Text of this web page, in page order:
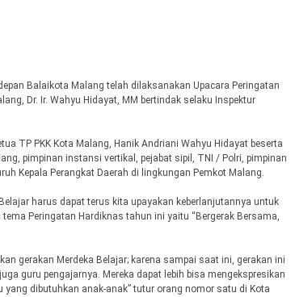
Balaikota Malang telah dilaksanakan Upacara Peringatan
Dr. Ir. Wahyu Hidayat, MM bertindak selaku Inspektur
TP PKK Kota Malang, Hanik Andriani Wahyu Hidayat beserta
pimpinan instansi vertikal, pejabat sipil, TNI / Polri, pimpinan
Kepala Perangkat Daerah di lingkungan Pemkot Malang.
harus dapat terus kita upayakan keberlanjutannya untuk
Peringatan Hardiknas tahun ini yaitu “Bergerak Bersama,
gerakan Merdeka Belajar; karena sampai saat ini, gerakan ini
guru pengajarnya. Mereka dapat lebih bisa mengekspresikan
yang dibutuhkan anak-anak” tutur orang nomor satu di Kota